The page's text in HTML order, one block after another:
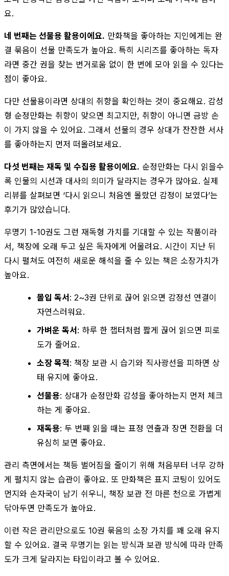
요.
네 번째는 선물용 활용이에요. 만화책을 좋아하는 지인에게는 완
결 묶음이 선물 만족도가 높아요. 특히 시리즈를 좋아하는 독자
라면 중간 권을 찾는 번거로움 없이 한 번에 모아 읽을 수 있다는
점이 좋아요.
다만 선물용이라면 상대의 취향을 확인하는 것이 중요해요. 감성
형 순정만화는 취향이 맞으면 최고지만, 취향이 아니면 금방 손
이 가지 않을 수 있어요. 그래서 선물의 경우 상대가 잔잔한 서사
를 좋아하는지 먼저 떠올려보세요.
다섯 번째는 재독 및 수집용 활용이에요. 순정만화는 다시 읽을수
록 인물의 시선과 대사의 의미가 달라지는 경우가 많아요. 실제
리뷰를 살펴보면 ‘다시 읽으니 처음엔 몰랐던 감정이 보였다’는
후기가 많았습니다.
무명기 1-10권도 그런 재독형 가치를 기대할 수 있는 작품이라
서, 책장에 오래 두고 싶은 독자에게 어울려요. 시간이 지난 뒤
다시 펼쳐도 여전히 새로운 해석을 줄 수 있는 책은 소장가치가
높아요.
몰입 독서: 2~3권 단위로 끊어 읽으면 감정선 연결이
자연스러워요.
가벼운 독서: 하루 한 챕터처럼 짧게 끊어 읽으면 피로
도가 줄어요.
소장 목적: 책장 보관 시 습기와 직사광선을 피하면 상
태 유지에 좋아요.
선물용: 상대가 순정만화 감성을 좋아하는지 먼저 체크
하는 게 좋아요.
재독용: 두 번째 읽을 때는 표정 연출과 장면 전환을 더
유심히 보면 좋아요.
관리 측면에서는 책등 벌어짐을 줄이기 위해 처음부터 너무 강하
게 펼치지 않는 습관이 좋아요. 또 만화책은 표지 코팅이 있어도
먼지와 손자국이 남기 쉬우니, 책장 보관 전 마른 천으로 가볍게
닦아두면 만족도가 높아요.
이런 작은 관리만으로도 10권 묶음의 소장 가치를 꽤 오래 유지
할 수 있어요. 결국 무명기는 읽는 방식과 보관 방식에 따라 만족
도가 크게 달라지는 타입이라고 볼 수 있어요.